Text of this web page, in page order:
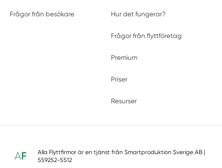
Frågor från besökare Hur det fungerar?
Frågor från flyttföretag
Premium
Priser
Resurser
Alla Flyttfirmor är en tjänst frånSmartproduktion Sverige AB |
559252-5512